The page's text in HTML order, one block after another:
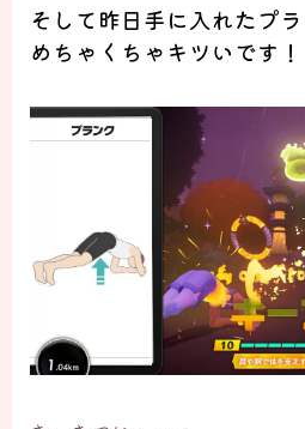
そして昨日手に入れたプ
めちゃくちゃキツいです！